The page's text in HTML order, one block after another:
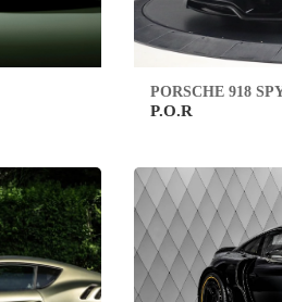
PORSCHE 918
P.O.R